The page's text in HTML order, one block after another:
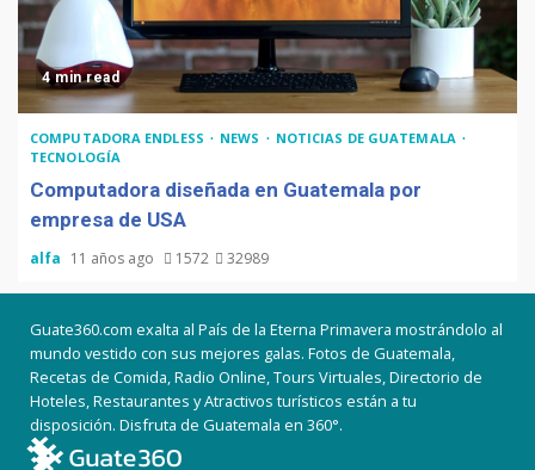
4 min read
COMPUTADORA ENDLESS NEWS
NOTICIAS DE GUATEMALA
TECNOLOGÍA
Computadora diseñada en Guatemala por
empresa de USA
alfa 11 años ago 1572 32989
Guate360.com exalta al País de la Eterna Primavera mostrándolo al
mundo vestido con sus mejores galas. Fotos de Guatemala,
Recetas de Comida, Radio Online, Tours Virtuales, Directorio de
Hoteles, Restaurantes y Atractivos turísticos están a tu
disposición. Disfruta de Guatemala en 360°.